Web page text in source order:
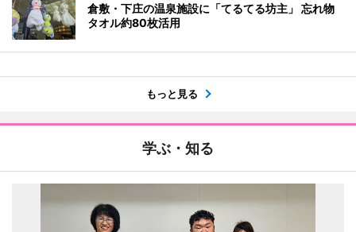
倉敷・下庄の温泉施設に「てるてる坊主」 忘れ物
タオル約80枚活用
もっと見る
学ぶ・知る